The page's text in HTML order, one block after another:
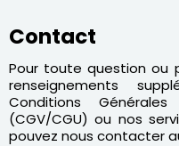
Contact
Pour toute question ou
renseignements
Conditions
(CGV/CGU) ou nos
pouvez nous contacter